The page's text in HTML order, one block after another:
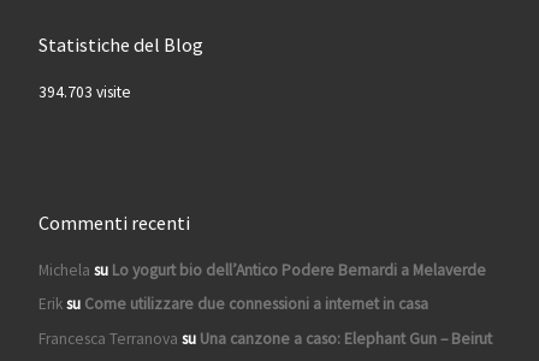
Statistiche del Blog
394.703 visite
Commenti recenti
Michela su Lo yogurt bio dell’Antico Podere Bernardi a Melaverde
Eriksu Come utilizzare due connessioni a internet in casa
Francesca Terranova su Una canzone a caso: Elephant Gun – Beirut